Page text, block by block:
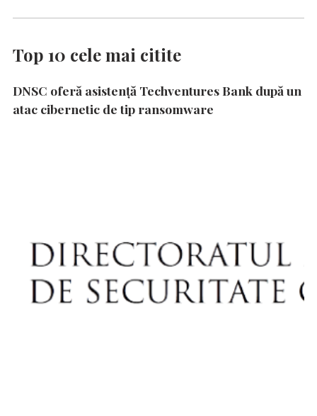
Top 10 cele mai citite
DNSC oferă asistență Techventures Bank după un
atac cibernetic de tip ransomware